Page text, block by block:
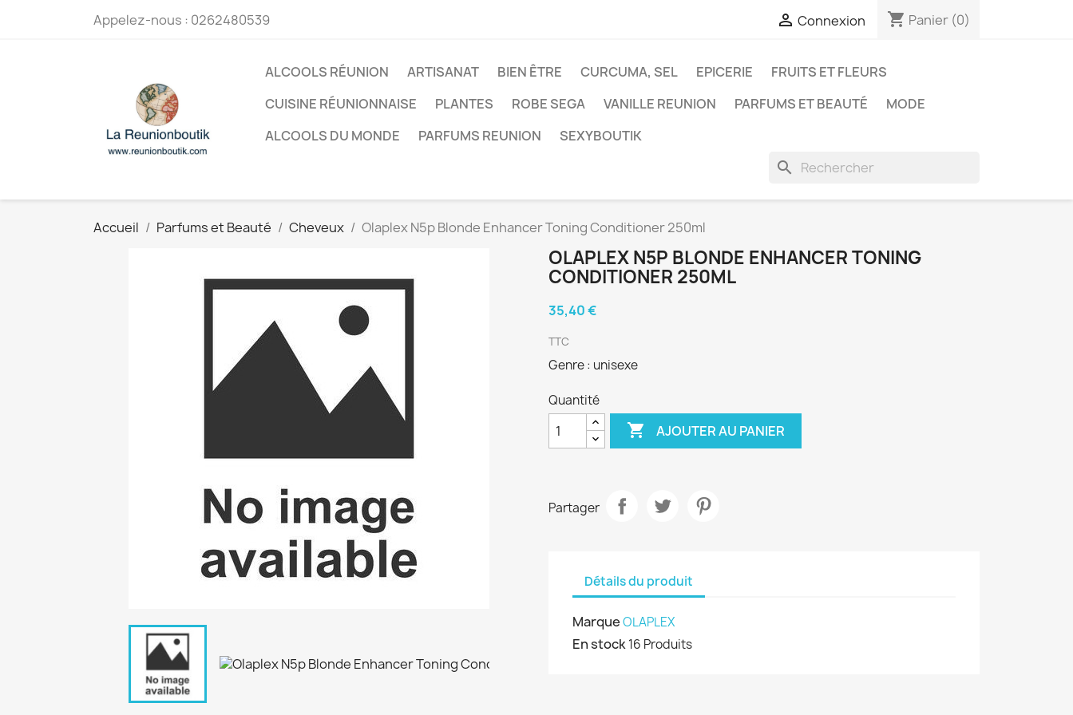
Appelez-nous : 0262480539  Connexion shopping_cart Panier (0)
ALCOOLS RÉUNION ARTISANAT BIEN ÊTRE CURCUMA, SEL EPICERIE
FRUITS ET FLEURS
CUISINE RÉUNIONNAISE
PLANTES ROBE SEGA VANILLE REUNION PARFUMS ET BEAUTÉ
MODE
ALCOOLS DU MONDE
PARFUMS REUNION SEXYBOUTIK
search
Accueil Parfums et Beauté Cheveux Olaplex N5p Blonde Enhancer Toning Conditioner 250ml
OLAPLEX N5P BLONDE ENHANCER TONING
CONDITIONER 250ML
35,40 €
TTC
Genre : unisexe
Quantité
 AJOUTER AU PANIER
Partager
Détails du produit
MarqueOLAPLEX
En stock16 Produits